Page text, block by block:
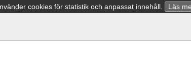
cookies för statistik och anpassat innehåll. Läs